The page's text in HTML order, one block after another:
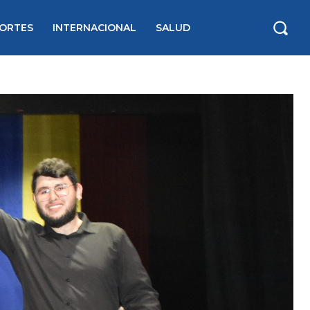
INTERNACIONAL SALUD